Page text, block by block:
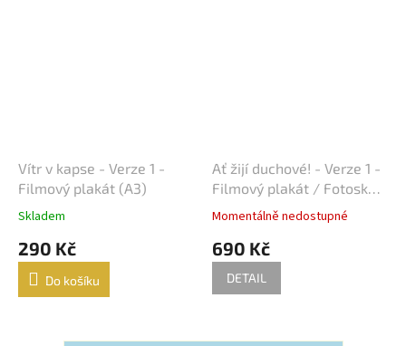
Vítr v kapse - Verze 1 -
Filmový plakát (A3)
Skladem
290 Kč
Do košíku
Ať žijí duchové! - Verze 1 -
Filmový plakát / Fotoska /
Slepka (cca A4)
Momentálně nedostupné
690 Kč
DETAIL